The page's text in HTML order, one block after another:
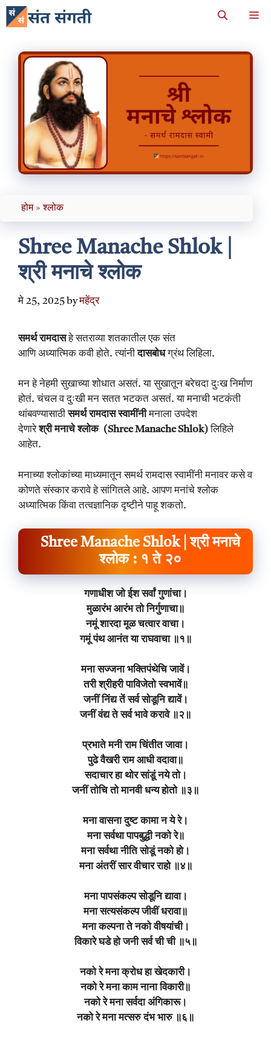
Skip
to
होम»श्लोक
Shree Manache Shlok |
श्री मनाचे श्लोक
मे 25, 2025 byमहेंद्र
समर्थ रामदासहे सतराव्या शतकातील एक संत
आणि अध्यात्मिक कवी होते. त्यांनीदासबोधग्रंथ लिहिला.
मन हे नेहमी सुखाच्या शोधात असतं. या सुखातून बरेचदा दुःख निर्माण
होतं. चंचल व दुःखी मन सतत भटकत असतं. या मनाची भटकंती
थांबवण्यासाठीसमर्थ रामदास स्वामींनीमनाला उपदेश
देणारेश्री मनाचे श्लोक (Shree Manache Shlok)लिहिले
आहेत.
मनाच्या श्लोकांच्या माध्यमातून समर्थ रामदास स्वामींनी मनावर कसे व
कोणते संस्कार करावे हे सांगितले आहे. आपण मनांचे श्लोक
अध्यात्मिक किंवा तत्वज्ञानिक दृष्टीने पाहू शकतो.
Shree Manache Shlok | श्री मनाचे
श्लोक : १ ते २०
गणाधीश जो ईश सर्वां गुणांचा।
मुळारंभ आरंभ तो निर्गुणाचा॥
नमूं शारदा मूळ चत्वार वाचा।
गमूं पंथ आनंत या राघवाचा ॥१॥
मना सज्जना भक्तिपंथेचि जावें।
तरी श्रीहरी पाविजेतो स्वभावें॥
जनीं निंद्य तें सर्व सोडूनि द्यावें।
जनीं वंद्य ते सर्व भावे करावे ॥२॥
प्रभाते मनी राम चिंतीत जावा।
पुढे वैखरी राम आधी वदावा॥
सदाचार हा थोर सांडूं नये तो।
जनीं तोचि तो मानवी धन्य होतो ॥३॥
मना वासना दुष्ट कामा न ये रे।
मना सर्वथा पापबुद्धी नको रे॥
मना सर्वथा नीति सोडूं नको हो।
मना अंतरीं सार वीचार राहो ॥४॥
मना पापसंकल्प सोडूनि द्यावा।
मना सत्यसंकल्प जीवीं धरावा॥
मना कल्पना ते नको वीषयांची।
विकारे घडे हो जनी सर्व ची ची ॥५॥
नको रे मना क्रोध हा खेदकारी।
नको रे मना काम नाना विकारी॥
नको रे मना सर्वदा अंगिकारू।
नको रे मना मत्सरु दंभ भारु ॥६॥